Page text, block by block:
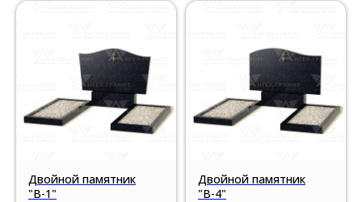
Двойной памятник
"В-1"
Двойной памятник
"В-4"